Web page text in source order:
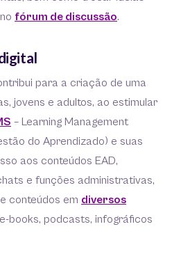
fórum de discussão.
para a criação de uma
jovens e adultos, ao estimular
– Learning Management
do Aprendizado) e suas
aos conteúdos EAD,
e funções administrativas,
conteúdos em diversos
books, podcasts, infográficos